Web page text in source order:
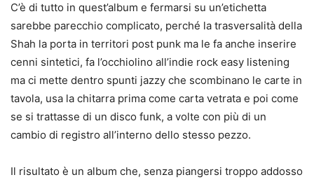
C’è di tutto in quest’album e fermarsi su un’etichetta
sarebbe parecchio complicato, perché la trasversalità della
Shah la porta in territori post punk ma le fa anche inserire
cenni sintetici, fa l’occhiolino all’indie rock easy listening
ma ci mette dentro spunti jazzy che scombinano le carte in
tavola, usa la chitarra prima come carta vetrata e poi come
se si trattasse di un disco funk, a volte con più di un
cambio di registro all’interno dello stesso pezzo.
Il risultato è un album che, senza piangersi troppo addosso